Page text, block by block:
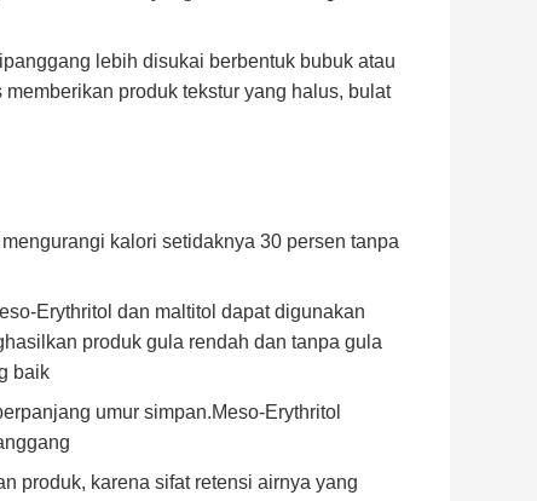
lebih disukai berbentuk bubuk atau
produk tekstur yang halus, bulat
kalori setidaknya 30 persen tanpa
Erythritol dan maltitol dapat digunakan
produk gula rendah dan tanpa gula
baik
umur simpan.Meso-Erythritol
produk, karena sifat retensi airnya yang